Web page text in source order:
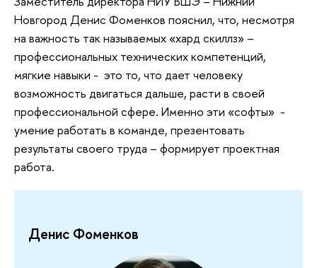
Новгород Денис Фоменков пояснил, что, несмотря
на важность так называемых «хард скиллз» –
профессиональных технических компетенций,
мягкие навыки - это то, что дает человеку
возможность двигаться дальше, расти в своей
профессиональной сфере. Именно эти «софты» -
умение работать в команде, презентовать
результаты своего труда – формирует проектная
работа.
Денис Фоменков